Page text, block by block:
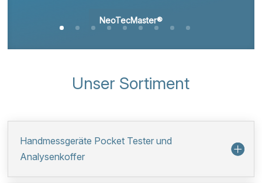
NeoTecMaster®
Unser Sortiment
Handmessgeräte Pocket Tester und
Analysenkoffer